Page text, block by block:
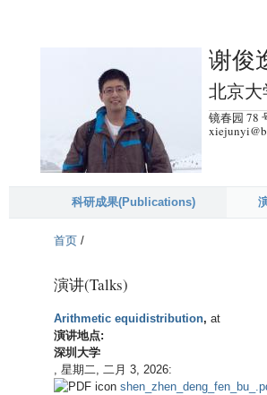
谢俊
北京
镜春园 78
科研成果(Publications)
首页 /
演讲(Talks)
Arithmetic equidistribution, at
演讲地点:
深圳大学
, 星期二, 二月 3, 2026: